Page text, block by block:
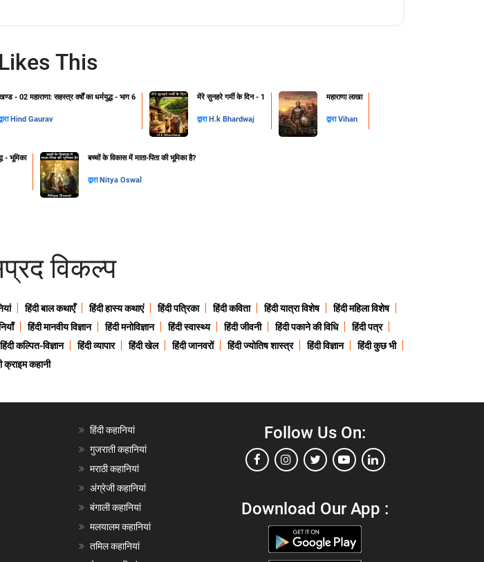
This
- 02 महाराणा: सहस्त्र वर्षों का धर्मयुद्ध - भाग 6
Hind Gaurav
मेंरे सुनहरे गर्मी के दिन - 1
द्वारा H.k Bhardwaj
महाराणा लाखा
द्वाराVihan
- भूमिका बच्चों के विकास में माता-पिता की भूमिका है?
द्वारा Nitya Oswal
विकल्प
हिंदी बाल कथाएँ हिंदी हास्य कथाएं हिंदी पत्रिका हिंदी कविता हिंदी यात्रा विशेष
हिंदी महिला विशेष
हिंदी मानवीय विज्ञान हिंदी मनोविज्ञान हिंदी स्वास्थ्य हिंदी जीवनी हिंदी पकाने की विधि
हिंदी पत्र
हिंदी कल्पित-विज्ञान हिंदी व्यापार हिंदी खेल हिंदी जानवरों हिंदी ज्योतिष शास्त्र हिंदी विज्ञान
हिंदी कुछ भी
क्राइम कहानी
हिंदी कहानियां
गुजराती कहानियां
मराठी कहानियां
अंग्रेजी कहानियां
बंगाली कहानियां
मलयालम कहानियां
तमिल कहानियां
Follow Us On:
Download Our App :